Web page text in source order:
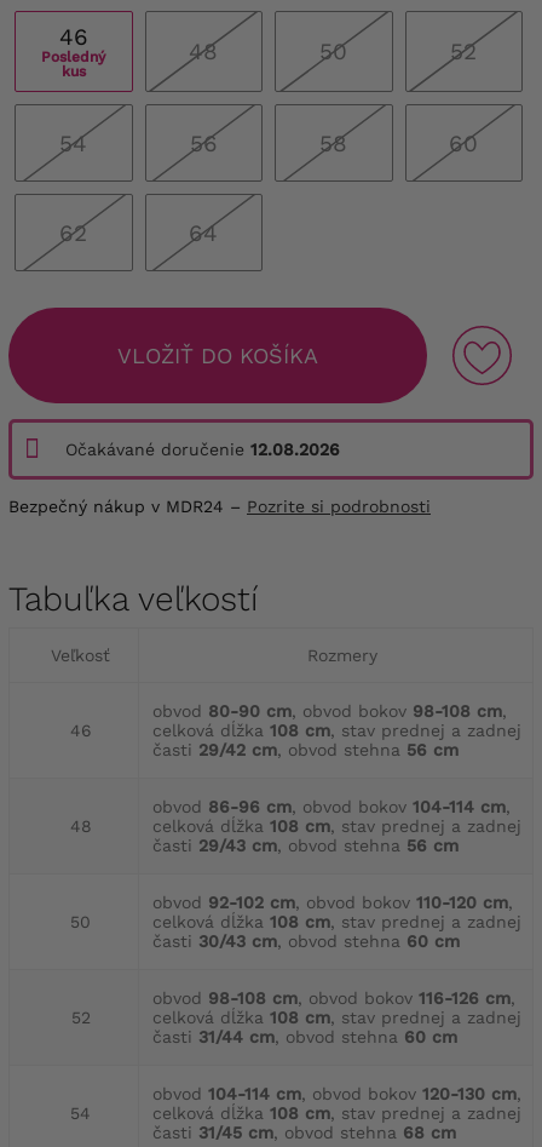
46
Posledný
kus
48 50 52
54 56 58 60
62 64
VLOŽIŤ DO KOŠÍKA
Očakávané doručenie 12.08.2026
Bezpečný nákup v MDR24 – Pozrite si podrobnosti
Tabuľka veľkostí
Veľkosť Rozmery
46
obvod 80-90 cm, obvod bokov 98-108 cm,
celková dĺžka 108 cm, stav prednej a zadnej
časti 29/42 cm, obvod stehna 56 cm
48
obvod 86-96 cm, obvod bokov 104-114 cm,
celková dĺžka 108 cm, stav prednej a zadnej
časti 29/43 cm, obvod stehna 56 cm
50
obvod 92-102 cm, obvod bokov 110-120 cm,
celková dĺžka 108 cm, stav prednej a zadnej
časti 30/43 cm, obvod stehna 60 cm
52
obvod 98-108 cm, obvod bokov 116-126 cm,
celková dĺžka 108 cm, stav prednej a zadnej
časti 31/44 cm, obvod stehna 60 cm
54
obvod 104-114 cm, obvod bokov 120-130 cm,
celková dĺžka 108 cm, stav prednej a zadnej
časti 31/45 cm, obvod stehna 68 cm